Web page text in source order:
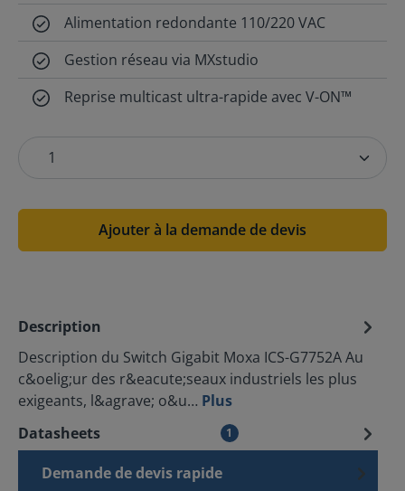
Alimentation redondante 110/220 VAC
Gestion réseau via MXstudio
Reprise multicast ultra-rapide avec V-ON™
Ajouter à la demande de devis
Description
Description du Switch Gigabit Moxa ICS-G7752A Au
c&oelig;ur des r&eacute;seaux industriels les plus
exigeants, l&agrave; o&u… Plus
Datasheets
1
Demande de devis rapide